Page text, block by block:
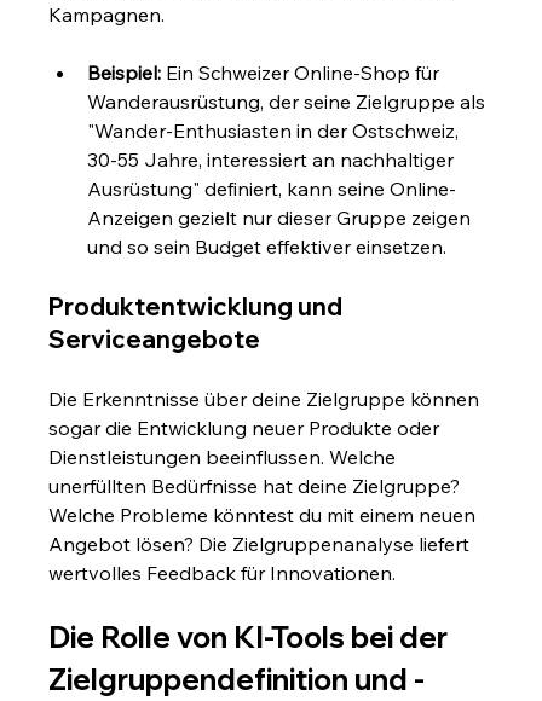
Kampagnen.
Beispiel: Ein Schweizer Online-Shop für
Wanderausrüstung, der seine Zielgruppe als
"Wander-Enthusiasten in der Ostschweiz,
30-55 Jahre, interessiert an nachhaltiger
Ausrüstung" definiert, kann seine Online-
Anzeigen gezielt nur dieser Gruppe zeigen
und so sein Budget effektiver einsetzen.
Produktentwicklung und
Serviceangebote
Die Erkenntnisse über deine Zielgruppe können
sogar die Entwicklung neuer Produkte oder
Dienstleistungen beeinflussen. Welche
unerfüllten Bedürfnisse hat deine Zielgruppe?
Welche Probleme könntest du mit einem neuen
Angebot lösen? Die Zielgruppenanalyse liefert
wertvolles Feedback für Innovationen.
Die Rolle von KI-Tools bei der
Zielgruppendefinition und -